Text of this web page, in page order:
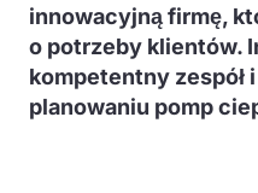
innowacyjną firmę,
o potrzeby klientów.
kompetentny zespół
planowaniu pomp